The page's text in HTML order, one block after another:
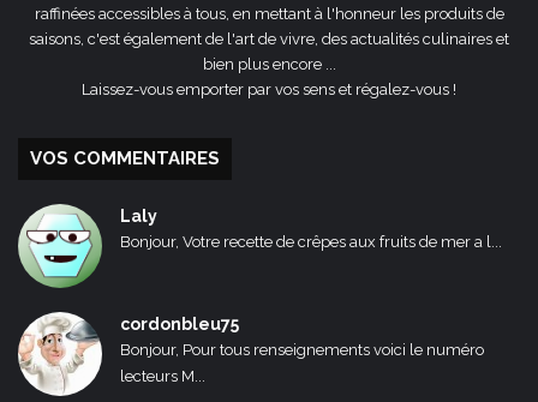
raffinées accessibles à tous, en mettant à l'honneur les produits de
saisons, c'est également de l'art de vivre, des actualités culinaires et
bien plus encore ...
Laissez-vous emporter par vos sens et régalez-vous !
VOS COMMENTAIRES
Laly
Bonjour, Votre recette de crêpes aux fruits de mer a l...
cordonbleu75
Bonjour, Pour tous renseignements voici le numéro
lecteurs M...